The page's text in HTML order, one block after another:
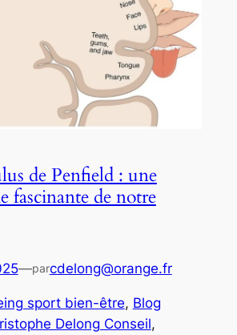
de Penfield : une
fascinante de notre
—parcdelong@orange.fr
sport bien-être, Blog
Delong Conseil